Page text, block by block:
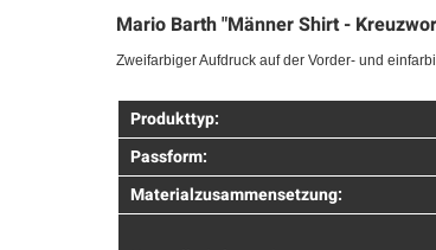
Mario Barth "Männer Shirt -
Zweifarbiger Aufdruck auf der Vorder- und
Produkttyp:
Passform:
Materialzusammensetzung: